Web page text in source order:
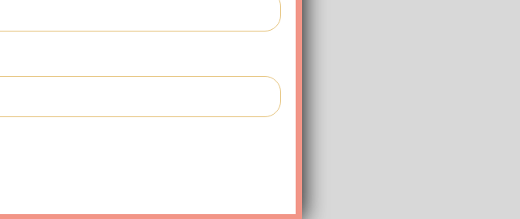
es escasa tienen más probabilidades de
es importante
Saber que sus contribuciones
empleadores pueden garantizar el futuro,
una mayor sensación de seguridad en su